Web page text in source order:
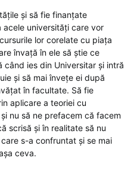
și să fie finanțate
universități care vor
lor corelate cu piața
învață în ele să știe ce
când ies din Universitar și intră
și să mai învețe ei după
în facultate. Să fie
aplicare a teoriei cu
nu să ne prefacem că facem
scrisă și în realitate să nu
s-a confruntat și se mai
ceva.